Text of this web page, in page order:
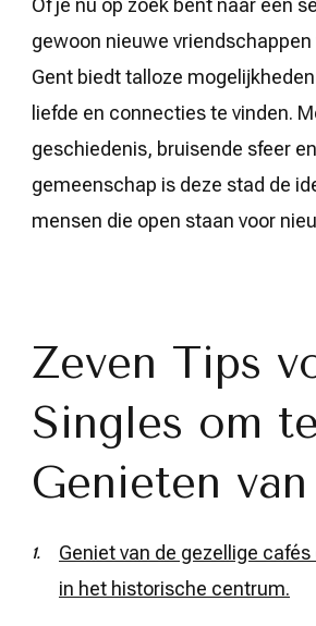
Of je nu op zoek bent naar een
gewoon nieuwe
Gent biedt talloze
liefde en connecties te vinden.
geschiedenis, bruisende sfeer
gemeenschap is deze stad de
mensen die open staan voor
Zeven Tips
Singles om te
Genieten
Geniet van de gezellige
in het historische centrum.